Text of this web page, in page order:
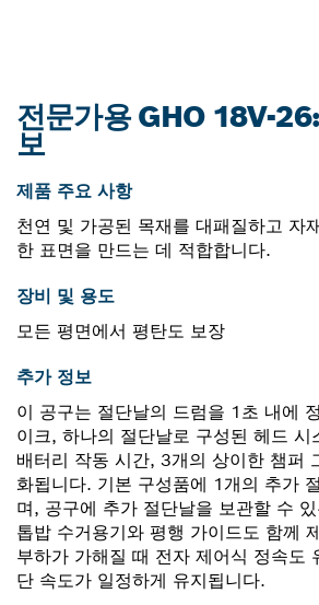
전문가용 GHO 18V-
보
제품 주요 사항
천연 및 가공된 목재를 대패질하고 자
한 표면을 만드는 데 적합합니다.
장비 및 용도
모든 평면에서 평탄도 보장
추가 정보
이 공구는 절단날의 드럼을 1초 내에
이크, 하나의 절단날로 구성된 헤드 시
배터리 작동 시간, 3개의 상이한 챔퍼
화됩니다. 기본 구성품에 1개의 추가
며, 공구에 추가 절단날을 보관할 수
톱밥 수거용기와 평행 가이드도 함께
부하가 가해질 때 전자 제어식 정속도
단 속도가 일정하게 유지됩니다.